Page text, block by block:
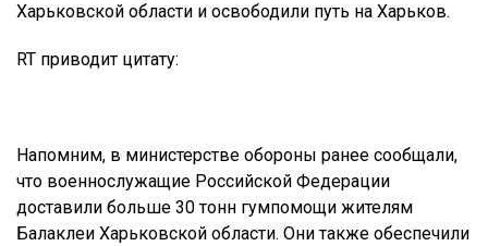
Харьковской области и освободили путь на Харьков.
RT приводит цитату:
Напомним, в министерстве обороны ранее сообщали,
что военнослужащие Российской Федерации
доставили больше 30 тонн гумпомощи жителям
Балаклеи Харьковской области. Они также обеспечили